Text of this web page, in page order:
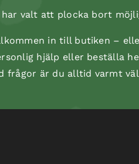
har valt att plocka bort
in till butiken –
hjälp eller beställa
frågor är du alltid varmt